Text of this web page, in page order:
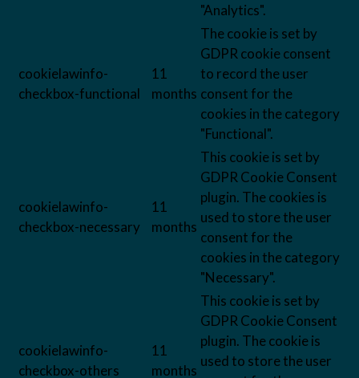
"Analytics".
cookielawinfo-
checkbox-functional
11
months
The cookie is set by
GDPR cookie consent
to record the user
consent for the
cookies in the category
"Functional".
cookielawinfo-
checkbox-necessary
11
months
This cookie is set by
GDPR Cookie Consent
plugin. The cookies is
used to store the user
consent for the
cookies in the category
"Necessary".
cookielawinfo-
checkbox-others
11
months
This cookie is set by
GDPR Cookie Consent
plugin. The cookie is
used to store the user